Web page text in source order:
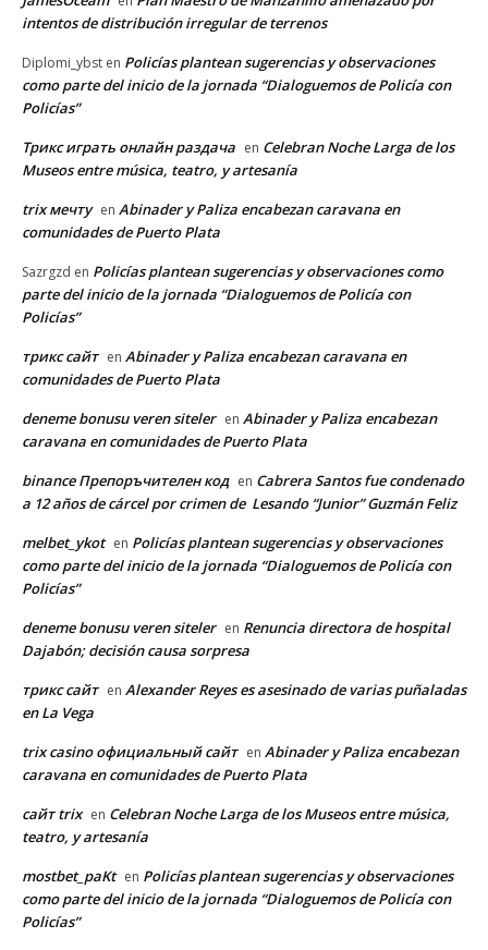
intentos de distribución irregular de terrenos
Diplomi_ybst en Policías plantean sugerencias y observaciones
como parte del inicio de la jornada “Dialoguemos de Policía con
Policías”
Трикс играть онлайн раздача en Celebran Noche Larga de los
Museos entre música, teatro, y artesanía
trix мечту en Abinader y Paliza encabezan caravana en
comunidades de Puerto Plata
Sazrgzd en Policías plantean sugerencias y observaciones como
parte del inicio de la jornada “Dialoguemos de Policía con
Policías”
трикс сайт en Abinader y Paliza encabezan caravana en
comunidades de Puerto Plata
deneme bonusu veren siteler en Abinader y Paliza encabezan
caravana en comunidades de Puerto Plata
binance Препоръчителен код en Cabrera Santos fue condenado
a 12 años de cárcel por crimen de Lesando “Junior” Guzmán Feliz
melbet_ykot en Policías plantean sugerencias y observaciones
como parte del inicio de la jornada “Dialoguemos de Policía con
Policías”
deneme bonusu veren siteler en Renuncia directora de hospital
Dajabón; decisión causa sorpresa
трикс сайт en Alexander Reyes es asesinado de varias puñaladas
en La Vega
trix casino официальный сайт en Abinader y Paliza encabezan
caravana en comunidades de Puerto Plata
сайт trix en Celebran Noche Larga de los Museos entre música,
teatro, y artesanía
mostbet_paKt en Policías plantean sugerencias y observaciones
como parte del inicio de la jornada “Dialoguemos de Policía con
Policías”